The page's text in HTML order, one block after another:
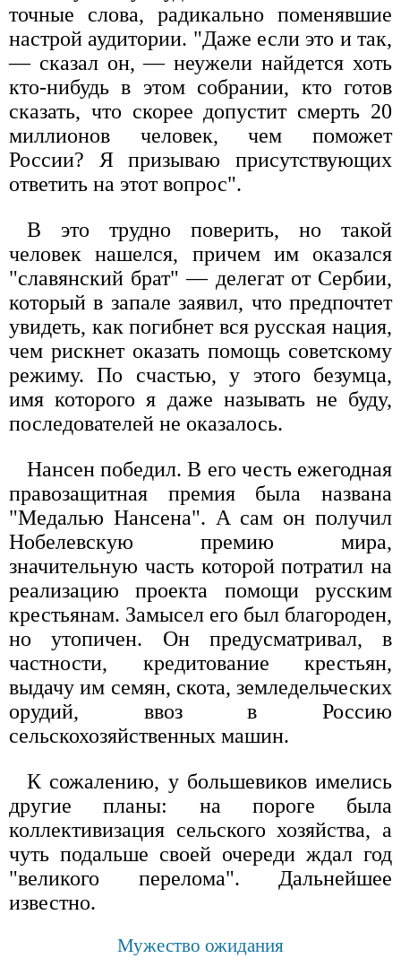
точные слова, радикально поменявшие
настрой аудитории. "Даже если это и так,
— сказал он, — неужели найдется хоть
кто-нибудь в этом собрании, кто готов
сказать, что скорее допустит смерть 20
миллионов человек, чем поможет
России? Я призываю присутствующих
ответить на этот вопрос".
В это трудно поверить, но такой
человек нашелся, причем им оказался
"славянский брат" — делегат от Сербии,
который в запале заявил, что предпочтет
увидеть, как погибнет вся русская нация,
чем рискнет оказать помощь советскому
режиму. По счастью, у этого безумца,
имя которого я даже называть не буду,
последователей не оказалось.
Нансен победил. В его честь ежегодная
правозащитная премия была названа
"Медалью Нансена". А сам он получил
Нобелевскую премию мира,
значительную часть которой потратил на
реализацию проекта помощи русским
крестьянам. Замысел его был благороден,
но утопичен. Он предусматривал, в
частности, кредитование крестьян,
выдачу им семян, скота, земледельческих
орудий, ввоз в Россию
сельскохозяйственных машин.
К сожалению, у большевиков имелись
другие планы: на пороге была
коллективизация сельского хозяйства, а
чуть подальше своей очереди ждал год
"великого перелома". Дальнейшее
известно.
Мужество ожидания